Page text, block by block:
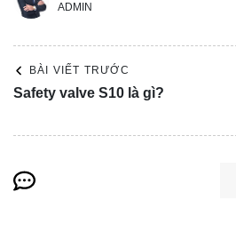
ADMIN
BÀI VIẾT TRƯỚC
Safety valve S10 là gì?